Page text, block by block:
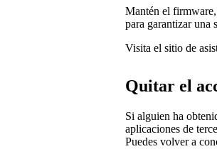
Mantén el
para garantizar una
Visita el sitio de
Quitar el
Si alguien ha
aplicaciones de
Puedes volver a